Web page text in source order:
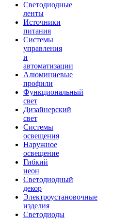
Светодиодные
ленты
Источники
питания
Системы
управления
и
автоматизации
Алюминиевые
профили
Функциональный
свет
Дизайнерский
свет
Системы
освещения
Наружное
освещение
Гибкий
неон
Светодиодный
декор
Электроустановочные
изделия
Светодиоды